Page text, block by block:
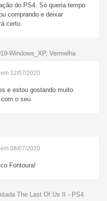
do PS4. Só queria tempo
comprando e deixar
certo.
Windows_XP, Vermelha
12/07/2020
e estou gostando muito
o seu
08/07/2020
Fontoura!
The Last Of Us II - PS4